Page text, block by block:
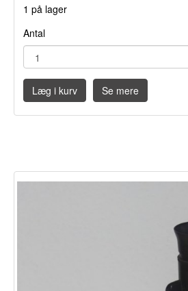
1 på lager
Antal
Læg i kurv Se mere